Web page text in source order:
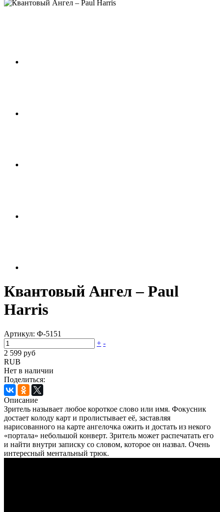
Квантовый Ангел – Paul
Harris
Артикул: Ф-5151
+ -
2 599 руб
RUB
Нет в наличии
Поделиться:
Описание
Зритель называет любое короткое слово или имя. Фокусник
достает колоду карт и пролистывает её, заставляя
нарисованного на карте ангелочка ожить и достать из некого
«портала» небольшой конверт. Зритель может распечатать его
и найти внутри записку со словом, которое он назвал. Очень
интересный ментальный трюк.